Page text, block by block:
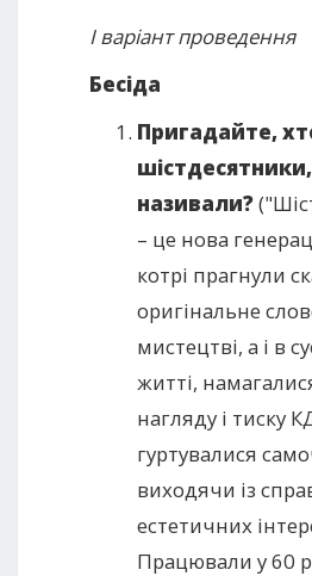
І варіант проведення
Бесіда
Пригадайте,
називали?
– це нова
котрі прагнули
оригінальне
мистецтві, а і в
житті,
нагляду і тиску
гуртувалися
виходячи із
естетичних
Працювали у 60